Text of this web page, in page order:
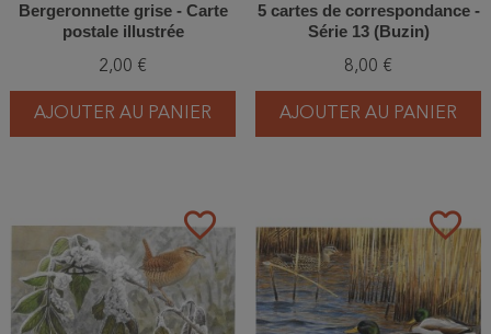
Bergeronnette grise - Carte
postale illustrée
2,00 €
AJOUTER AU PANIER
5 cartes de correspondance -
Série 13 (Buzin)
8,00 €
AJOUTER AU PANIER
favorite_border favorite_border